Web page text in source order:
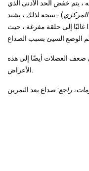
يتم خفض الحد الأدنى الذي
) - نتيجة لذلك ، يشتد
غالبًا إلى حلقة مفرغة ، حيث
ضعف العضلات أيضًا إلى هذه
راجع: صداع بعد التمرين